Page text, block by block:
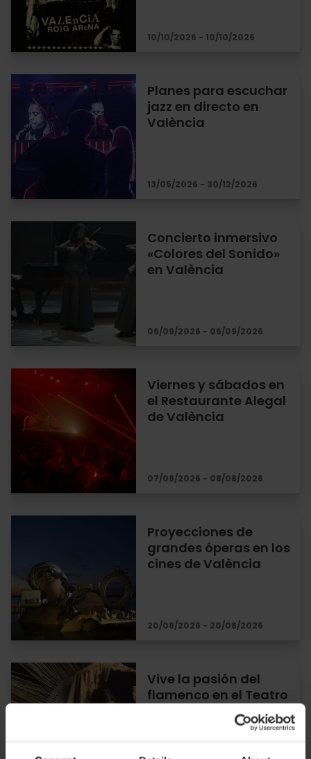
10/10/2026 - 10/10/2026
Planes para escuchar
jazz en directo en
València
13/05/2026 - 30/12/2026
Concierto inmersivo
«Colores del Sonido»
en València
06/09/2026 - 06/09/2026
Viernes y sábados en
el Restaurante Alegal
de València
07/08/2026 - 08/08/2026
Proyecciones de
grandes óperas en los
cines de València
20/08/2026 - 20/08/2026
Vive la pasión del
flamenco en el Teatro